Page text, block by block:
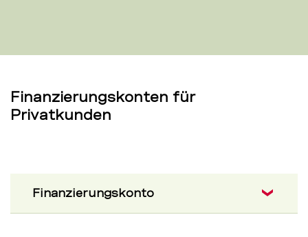
Finanzierungskonten für
Privatkunden
Finanzierungskonto